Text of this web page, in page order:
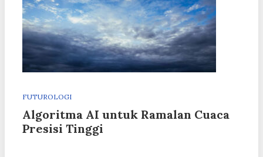
FUTUROLOGI
Algoritma AI untuk Ramalan Cuaca
Presisi Tinggi